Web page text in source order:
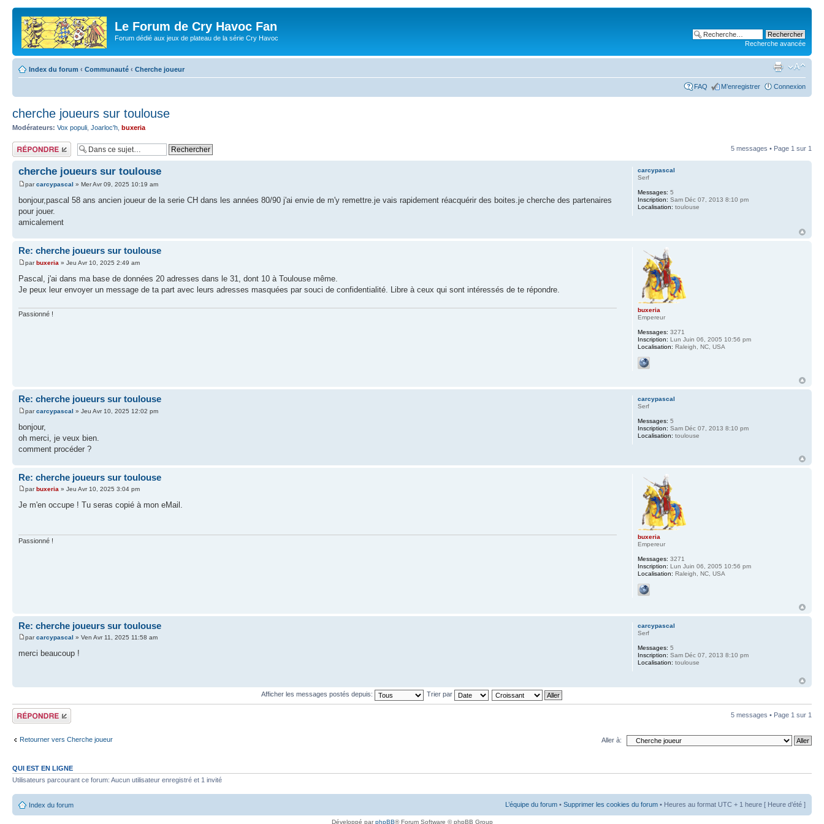
Le Forum de Cry Havoc Fan
Forum dédié aux jeux de plateau de la série Cry Havoc
Recherche avancée
Index du forum ‹ Communauté ‹ Cherche joueur
FAQ M’enregistrer Connexion
cherche joueurs sur toulouse
Modérateurs: Vox populi Joarloc'h buxeria
Répondre 5 messages • Page 1 sur 1
cherche joueurs sur toulouse
parcarcypascal » Mer Avr 09, 2025 10:19 am
bonjour,pascal 58 ans ancien joueur de la serie CH dans les années 80/90 j'ai envie de m'y remettre.je vais rapidement réacquérir des boites.je cherche des partenaires
pour jouer.
amicalement
carcypascal
Serf
Messages: 5
Inscription: Sam Déc 07, 2013 8:10 pm
Localisation: toulouse
Re: cherche joueurs sur toulouse
parbuxeria » Jeu Avr 10, 2025 2:49 am
Pascal, j'ai dans ma base de données 20 adresses dans le 31, dont 10 à Toulouse même.
Je peux leur envoyer un message de ta part avec leurs adresses masquées par souci de confidentialité. Libre à ceux qui sont intéressés de te répondre.
Passionné !
buxeria
Empereur
Messages: 3271
Inscription: Lun Juin 06, 2005 10:56 pm
Localisation: Raleigh, NC, USA
Re: cherche joueurs sur toulouse
parcarcypascal » Jeu Avr 10, 2025 12:02 pm
bonjour,
oh merci, je veux bien.
comment procéder ?
carcypascal
Serf
Messages: 5
Inscription: Sam Déc 07, 2013 8:10 pm
Localisation: toulouse
Re: cherche joueurs sur toulouse
parbuxeria » Jeu Avr 10, 2025 3:04 pm
Je m'en occupe ! Tu seras copié à mon eMail.
Passionné !
buxeria
Empereur
Messages: 3271
Inscription: Lun Juin 06, 2005 10:56 pm
Localisation: Raleigh, NC, USA
Re: cherche joueurs sur toulouse
parcarcypascal » Ven Avr 11, 2025 11:58 am
merci beaucoup !
carcypascal
Serf
Messages: 5
Inscription: Sam Déc 07, 2013 8:10 pm
Localisation: toulouse
Afficher les messages postés depuis: Trier par
Répondre 5 messages • Page 1 sur 1
Retourner vers Cherche joueur Aller à:
QUI EST EN LIGNE
Utilisateurs parcourant ce forum: Aucun utilisateur enregistré et 1 invité
Index du forum L’équipe du forum • Supprimer les cookies du forum • Heures au format UTC + 1 heure [ Heure d’été ]
Développé parphpBB® Forum Software © phpBB Group